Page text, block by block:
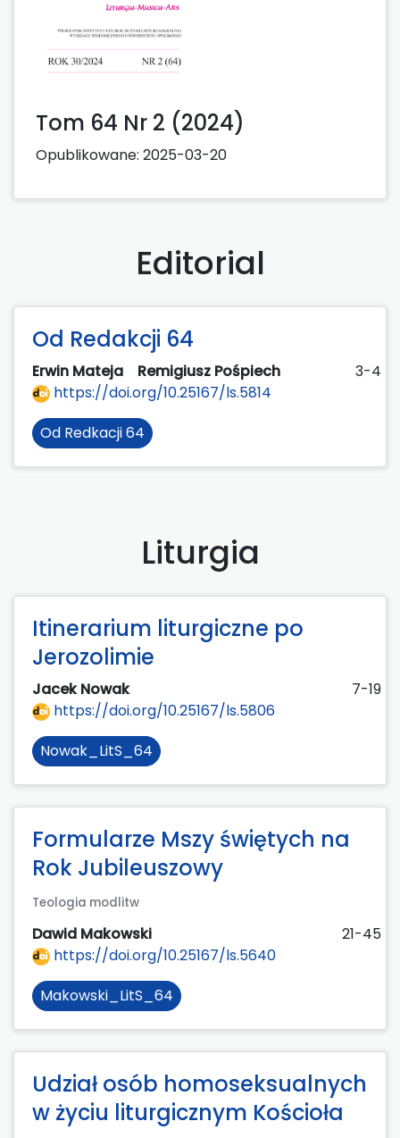
Tom 64 Nr 2 (2024)
Opublikowane: 2025-03-20
Editorial
Od Redakcji 64
Erwin Mateja Remigiusz Pośpiech
3-4
https://doi.org/10.25167/ls.5814
Od Redkacji 64
Liturgia
Itinerarium liturgiczne po
Jerozolimie
Jacek Nowak
7-19
https://doi.org/10.25167/ls.5806
Nowak_LitS_64
Formularze Mszy świętych na
Rok Jubileuszowy
Teologia modlitw
Dawid Makowski
21-45
https://doi.org/10.25167/ls.5640
Makowski_LitS_64
Udział osób homoseksualnych
w życiu liturgicznym Kościoła